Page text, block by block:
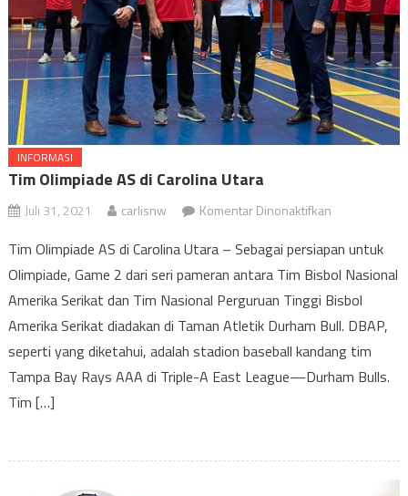
INFORMASI
Tim Olimpiade AS di Carolina Utara
Juli 31, 2021 carlisnw Komentar Dinonaktifkanpada
Olimpiade
AS
di
Carolina
Utara
Tim Olimpiade AS di Carolina Utara – Sebagai persiapan untuk
Olimpiade, Game 2 dari seri pameran antara Tim Bisbol Nasional
Amerika Serikat dan Tim Nasional Perguruan Tinggi Bisbol
Amerika Serikat diadakan di Taman Atletik Durham Bull. DBAP,
seperti yang diketahui, adalah stadion baseball kandang tim
Tampa Bay Rays AAA di Triple-A East League—Durham Bulls.
Tim […]